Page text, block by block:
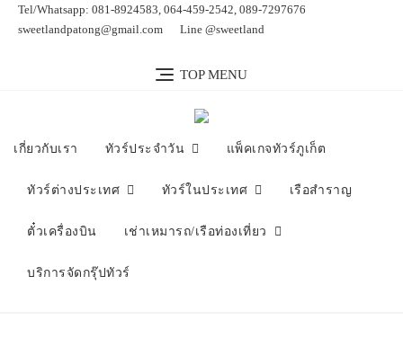
SkipTel/Whatsapp: 081-8924583, 064-459-2542, 089-7297676
sweetlandpatong@gmail.com
Line @sweetland
TOP MENU
เกี่ยวกับเรา ทัวร์ประจำวัน แพ็คเกจทัวร์ภูเก็ต
ทัวร์ต่างประเทศ ทัวร์ในประเทศ เรือสำราญ
ตั๋วเครื่องบิน เช่าเหมารถ/เรือท่องเที่ยว
บริการจัดกรุ๊ปทัวร์